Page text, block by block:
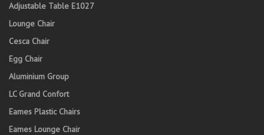
Adjustable Table E1027
Lounge Chair
Cesca Chair
Egg Chair
Aluminium Group
LC Grand Confort
Eames Plastic Chairs
Eames Lounge Chair